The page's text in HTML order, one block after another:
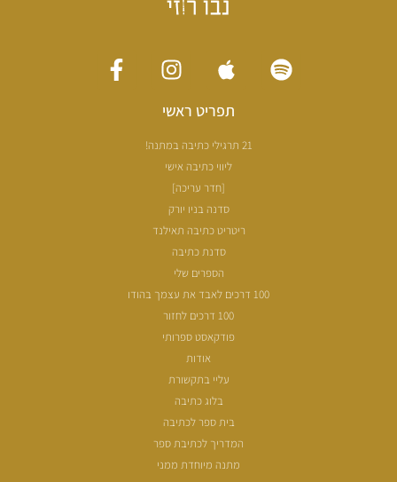
תפריט ראשי
21 תרגילי כתיבה במתנה!
ליווי כתיבה אישי
[חדר עריכה]
סדנה בניו יורק
ריטריט כתיבה תאילנד
סדנת כתיבה
הספרים שלי
100 דרכים לאבד את עצמך בהודו
100 דרכים לחזור
פודקאסט ספרותי
אודות
עליי בתקשורת
בלוג כתיבה
בית ספר לכתיבה
המדריך לכתיבת ספר
מתנה מיוחדת ממני